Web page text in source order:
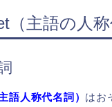
主語の人称
人称代名詞） はお